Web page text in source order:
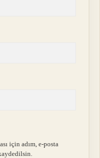
için adım, e-posta